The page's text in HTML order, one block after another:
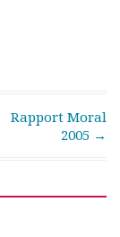
Rapport Moral
2005 →